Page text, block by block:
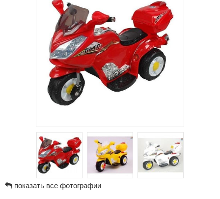
показать все фотографии